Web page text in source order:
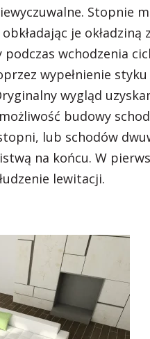
Stopnie
je okładziną
wchodzenia
wypełnienie
wygląd
budowy
lub schodów
na końcu. W
lewitacji.